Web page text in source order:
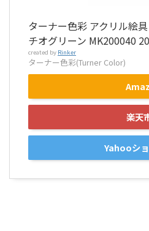
ターナー色彩 アクリル絵
チオグリーン MK200040
created by Rinker
ターナー色彩(Turner Color)
楽天
Yahooシ